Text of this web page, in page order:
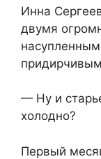
Инна
двумя
— Ну и
холодно?
Первый